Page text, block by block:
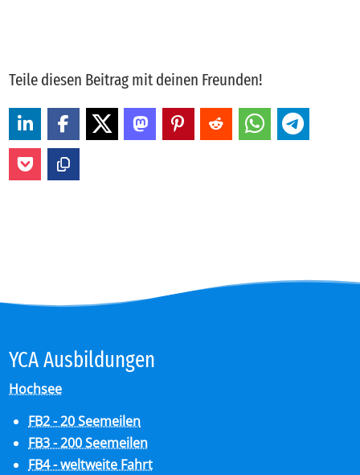
Teile diesen Beitrag mit deinen Freunden!
YCA Aus­bil­dun­gen
Hochsee
FB2 - 20 Seemeilen
FB3 - 200 Seemeilen
FB4 - weltweite Fahrt